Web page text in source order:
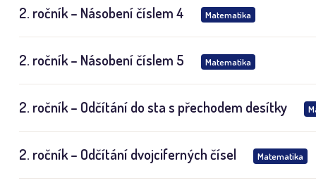
2. ročník – Násobení číslem 4 Matematika
2. ročník – Násobení číslem 5 Matematika
2. ročník – Odčítání do sta s přechodem desítky
2. ročník – Odčítání dvojciferných čísel Matematika